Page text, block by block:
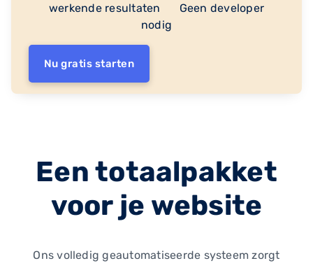
werkende resultaten
Geen developer
nodig
Nu gratis starten
Een totaalpakket
voor je website
Ons volledig geautomatiseerde systeem zorgt